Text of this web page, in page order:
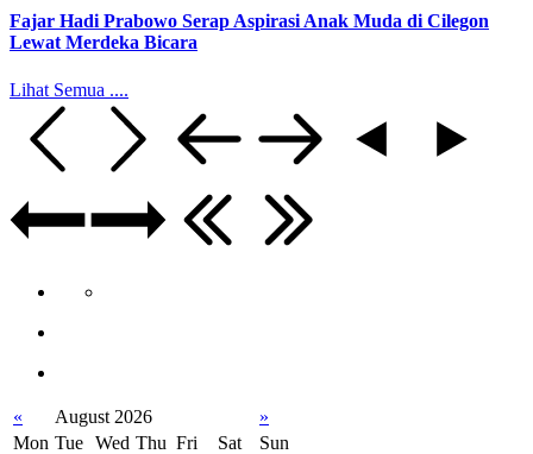
Fajar Hadi Prabowo Serap Aspirasi Anak Muda di Cilegon
Lewat Merdeka Bicara
Lihat Semua ....
« August 2026
»
Mon Tue Wed Thu Fri Sat
Sun